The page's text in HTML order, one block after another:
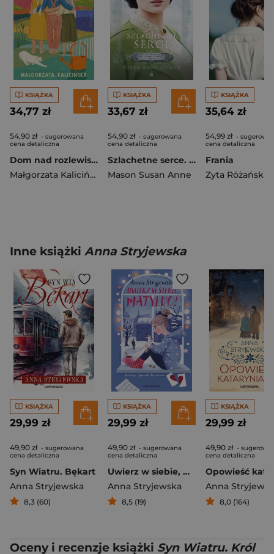
KSIĄŻKA
34,77 zł
54,90 zł - sugerowana
cena detaliczna
Dom nad rozlewiskiem. Rozlewisko. Tom 1
Małgorzata Kalicińska
KSIĄŻKA
33,67 zł
54,90 zł - sugerowana
cena detaliczna
Szlachetne serce. Mieć odwagę, by marzyć. Tom 2 wyd. 2026
Mason Susan Anne
KSIĄŻKA
35,64 zł
54,99 zł -
cena detaliczna
Frania
Zyta Różańska
Inne książki Anna Stryjewska
KSIĄŻKA
29,99 zł
49,90 zł - sugerowana
cena detaliczna
Syn Wiatru. Bękart
Anna Stryjewska
8,3 (60)
KSIĄŻKA
29,99 zł
49,90 zł - sugerowana
cena detaliczna
Uwierz w siebie, Matyldo!
Anna Stryjewska
8,5 (19)
KSIĄŻKA
29,99 zł
49,90 zł -
cena detaliczna
Anna
8,0 (164)
Oceny i recenzje książki Syn Wiatru. Król